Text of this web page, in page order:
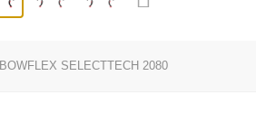
BOWFLEX SELECTTECH 2080